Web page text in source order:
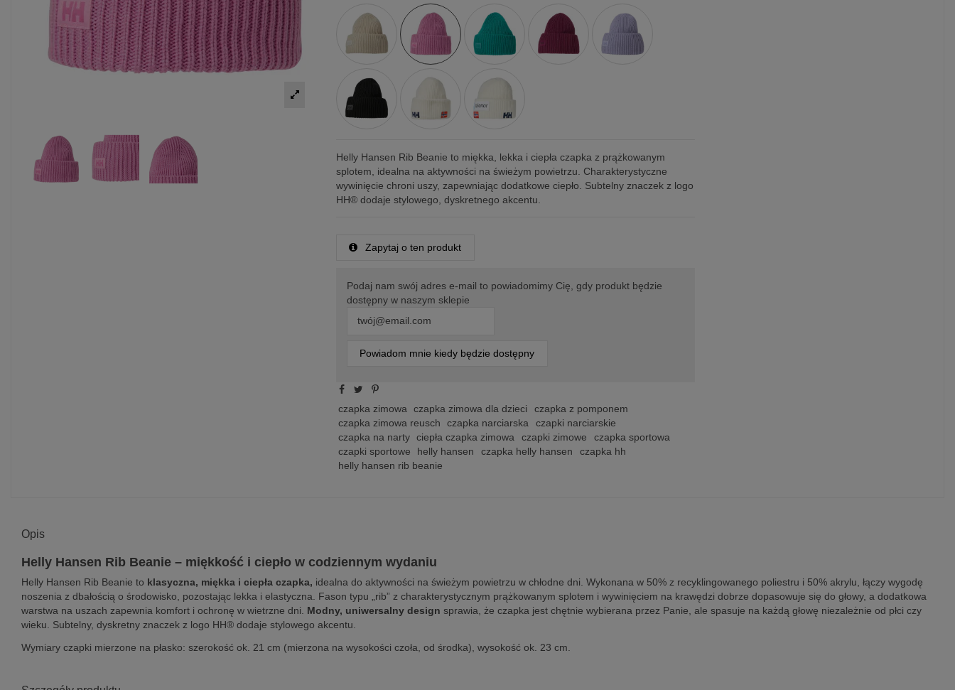
Helly Hansen Rib Beanie to miękka, lekka i ciepła czapka z prążkowanym
splotem, idealna na aktywności na świeżym powietrzu. Charakterystyczne
wywinięcie chroni uszy, zapewniając dodatkowe ciepło. Subtelny znaczek z logo
HH® dodaje stylowego, dyskretnego akcentu.
Zapytaj o ten produkt
Podaj nam swój adres e-mail to powiadomimy Cię, gdy produkt będzie
dostępny w naszym sklepie
Powiadom mnie kiedy będzie dostępny
czapka zimowa czapka zimowa dla dzieci
czapka z pomponem
czapka zimowa reusch
czapka narciarska
czapki narciarskie
czapka na narty ciepła czapka zimowa czapki zimowe
czapka sportowa
czapki sportowe
helly hansen czapka helly hansen
czapka hh
helly hansen rib beanie
Opis
Helly Hansen Rib Beanie – miękkość i ciepło w codziennym wydaniu
Helly Hansen Rib Beanie to klasyczna, miękka i ciepła czapka, idealna do aktywności na świeżym powietrzu w chłodne dni. Wykonana w 50% z recyklingowanego poliestru i 50% akrylu, łączy wygodę
noszenia z dbałością o środowisko, pozostając lekka i elastyczna. Fason typu „rib” z charakterystycznym prążkowanym splotem i wywinięciem na krawędzi dobrze dopasowuje się do głowy, a dodatkowa
warstwa na uszach zapewnia komfort i ochronę w wietrzne dni. Modny, uniwersalny design sprawia, że czapka jest chętnie wybierana przez Panie, ale spasuje na każdą głowę niezależnie od płci czy
wieku. Subtelny, dyskretny znaczek z logo HH® dodaje stylowego akcentu.
Wymiary czapki mierzone na płasko: szerokość ok. 21 cm (mierzona na wysokości czoła, od środka), wysokość ok. 23 cm.